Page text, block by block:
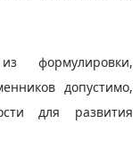
формулировки,
допустимо,
для развития